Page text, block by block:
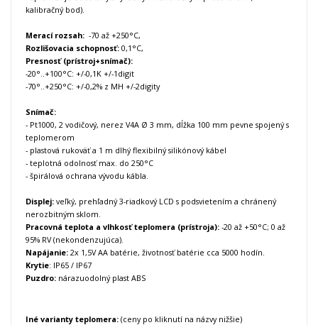
kalibračný bod).
Merací rozsah: -70 až +250°C,
Rozlišovacia schopnosť: 0,1°C,
Presnosť (prístroj+snímač):
-20°..+100°C: +/-0,1K +/-1digit
-70°..+250°C: +/-0,2% z MH +/-2digity
Snímač:
- Pt1000, 2 vodičový, nerez V4A Ø 3 mm, dĺžka 100 mm pevne spojený s
teplomerom
- plastová rukoväť a 1 m dlhý flexibilný silikónový kábel
- teplotná odolnosť max. do 250°C
- špirálová ochrana vývodu kábla
Displej: veľký, prehľadný 3-riadkový LCD s podsvietením a chránený
nerozbitným sklom.
Pracovná teplota a vlhkosť teplomera (prístroja): -20 až +50°C; 0 až
95% RV (nekondenzujúca).
Napájanie: 2x 1,5V AA batérie, životnosť batérie cca 5000 hodín.
Krytie: IP65 / IP67
Puzdro: nárazuodolný plast ABS
Iné varianty teplomera: (ceny po kliknutí na názvy nižšie)